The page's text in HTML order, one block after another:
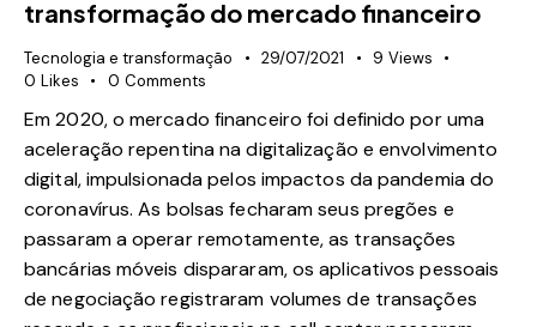
transformação do mercado financeiro
Tecnologia e transformação 29/07/2021 9 Views
0 Likes 0 Comments
Em 2020, o mercado financeiro foi definido por uma
aceleração repentina na digitalização e envolvimento
digital, impulsionada pelos impactos da pandemia do
coronavírus. As bolsas fecharam seus pregões e
passaram a operar remotamente, as transações
bancárias móveis dispararam, os aplicativos pessoais
de negociação registraram volumes de transações